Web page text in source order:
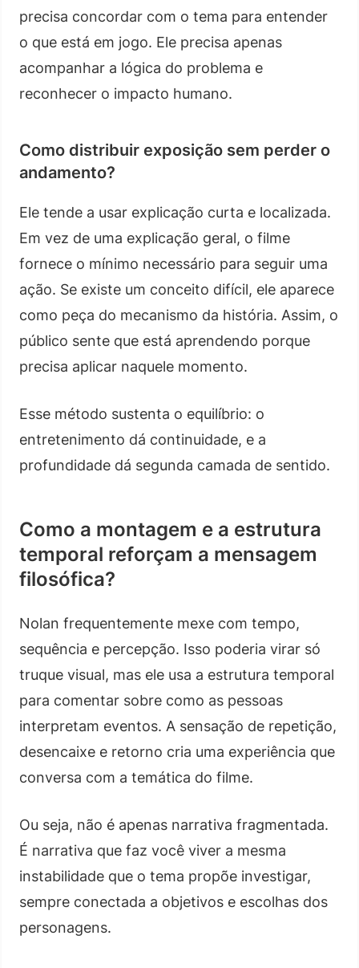
precisa concordar com o tema para entender
o que está em jogo. Ele precisa apenas
acompanhar a lógica do problema e
reconhecer o impacto humano.
Como distribuir exposição sem perder o
andamento?
Ele tende a usar explicação curta e localizada.
Em vez de uma explicação geral, o filme
fornece o mínimo necessário para seguir uma
ação. Se existe um conceito difícil, ele aparece
como peça do mecanismo da história. Assim, o
público sente que está aprendendo porque
precisa aplicar naquele momento.
Esse método sustenta o equilíbrio: o
entretenimento dá continuidade, e a
profundidade dá segunda camada de sentido.
Como a montagem e a estrutura
temporal reforçam a mensagem
filosófica?
Nolan frequentemente mexe com tempo,
sequência e percepção. Isso poderia virar só
truque visual, mas ele usa a estrutura temporal
para comentar sobre como as pessoas
interpretam eventos. A sensação de repetição,
desencaixe e retorno cria uma experiência que
conversa com a temática do filme.
Ou seja, não é apenas narrativa fragmentada.
É narrativa que faz você viver a mesma
instabilidade que o tema propõe investigar,
sempre conectada a objetivos e escolhas dos
personagens.